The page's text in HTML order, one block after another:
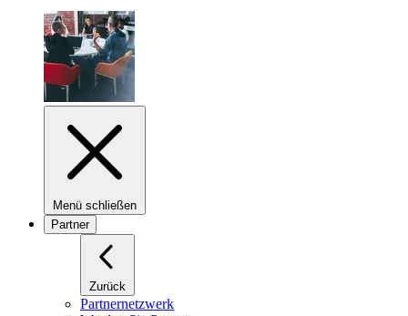
Menü schließen
Partner
Zurück
Partnernetzwerk